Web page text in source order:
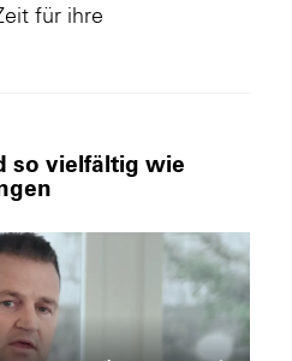
für ihre
so vielfältig wie